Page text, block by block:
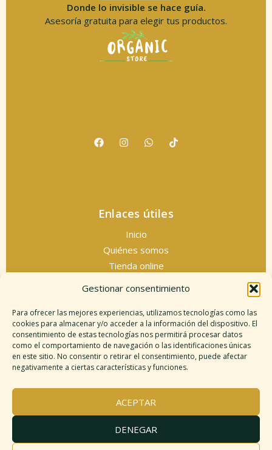
Gestionar consentimiento
Para ofrecer las mejores experiencias, utilizamos tecnologías como las
cookies para almacenar y/o acceder a la información del dispositivo. El
consentimiento de estas tecnologías nos permitirá procesar datos
como el comportamiento de navegación o las identificaciones únicas
en este sitio. No consentir o retirar el consentimiento, puede afectar
negativamente a ciertas características y funciones.
ACEPTAR
DENEGAR
Donde lo invisible se hace guía.
Asesoría gratuita para elegir tus productos.
Enlaces útiles
Inicio
Quiénes somos
Tienda online
Información legal
Descargo de responsabilidad
Política de cookies